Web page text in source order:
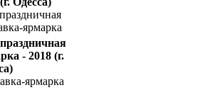
ярмарка
- 2018 (г.
ярмарка